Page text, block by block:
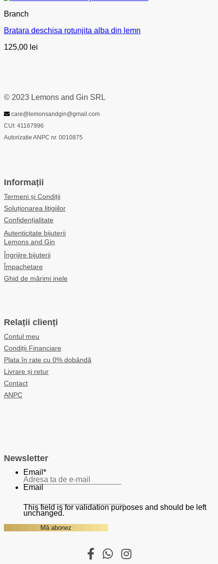
Branch
Bratara deschisa rotunjita alba din lemn
125,00 lei
© 2023 Lemons and Gin SRL
care@lemonsandgin@gmail.com
CUI: 41167996
Autorizatie ANPC nr. 0010875
Informații
Termeni și Condiții
Soluționarea litigiilor
Confidențialitate
Autenticitate bijuterii
Lemons and Gin
Îngrijire bijuterii
Împachetare
Ghid de mărimi inele
Relații clienți
Contul meu
Condiții Financiare
Plata în rate cu 0% dobândă
Livrare și retur
Contact
ANPC
Newsletter
Email *
Email
This field is for validation purposes and should be left
unchanged.